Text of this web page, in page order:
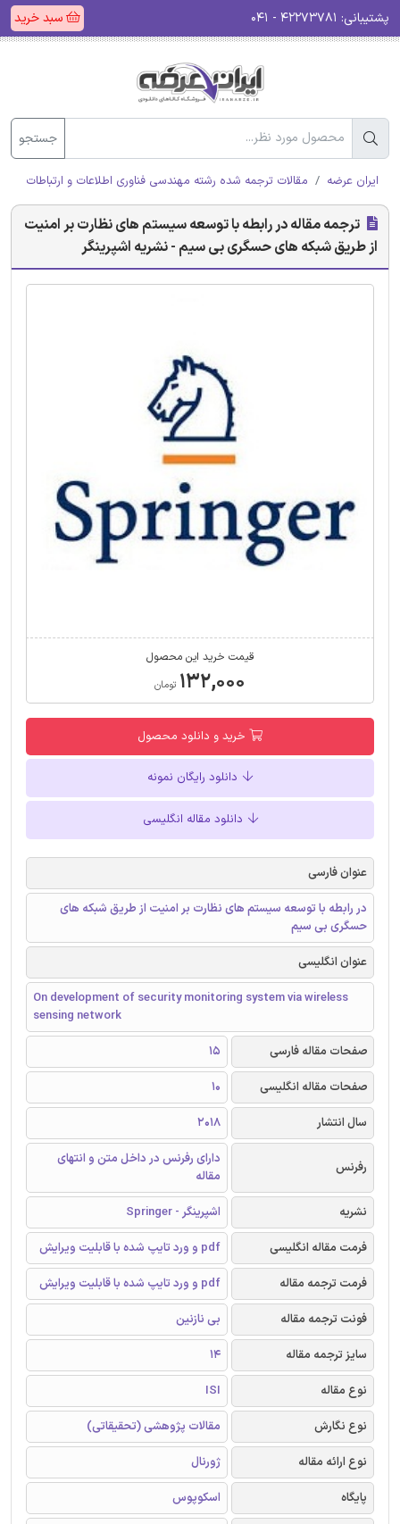
پشتیبانی: سبد خرید
جستجو
ایران عرضه مقالات ترجمه شده رشته مهندسی فناوری اطلاعات و ارتباطات (ICT)
ترجمه مقاله در رابطه با توسعه سیستم های نظارت بر امنیت
از طریق شبکه های حسگری بی سیم - نشریه اشپرینگر
قیمت خرید این محصول
۱۳۲,۰۰۰ تومان
خرید و دانلود محصول
دانلود رایگان نمونه
دانلود مقاله انگلیسی
عنوان فارسی
در رابطه با توسعه سیستم های نظارت بر امنیت از طریق شبکه های
حسگری بی سیم
عنوان انگلیسی
On development of security monitoring system via wireless
sensing network
صفحات مقاله فارسی
15
صفحات مقاله انگلیسی
10
سال انتشار
2018
رفرنس
دارای رفرنس در داخل متن و انتهای
مقاله
نشریه
اشپرینگر - Springer
فرمت مقاله انگلیسی
pdf و ورد تایپ شده با قابلیت ویرایش
فرمت ترجمه مقاله
pdf و ورد تایپ شده با قابلیت ویرایش
فونت ترجمه مقاله
بی نازنین
سایز ترجمه مقاله
14
نوع مقاله
ISI
نوع نگارش
مقالات پژوهشی (تحقیقاتی)
نوع ارائه مقاله
ژورنال
پایگاه
اسکوپوس